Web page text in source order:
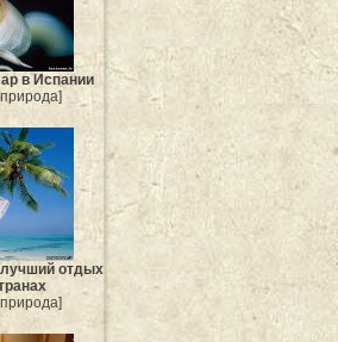
в Испании
лучший отдых